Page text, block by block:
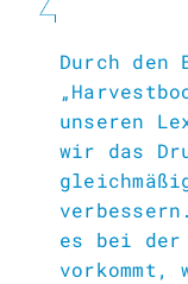
Durch den
unseren
wir das
es bei der